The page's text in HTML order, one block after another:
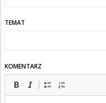
TEMAT
KOMENTARZ